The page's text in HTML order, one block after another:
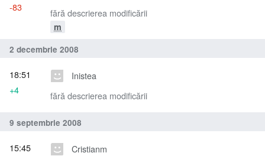
fără descrierea modificării
m
-83
2 decembrie 2008
Inistea
fără descrierea modificării
18:51
+4
9 septembrie 2008
Cristianm
15:45